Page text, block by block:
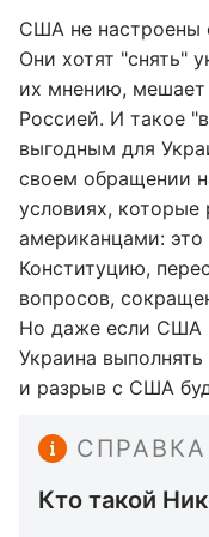
США не настроены
Они хотят "снять"
их мнению, мешает
Россией. И такое
выгодным для
своем обращении
условиях,
американцами:
Конституцию,
вопросов,
Но даже если США
Украина выполнять
и разрыв с США
СПРАВКА
Кто такой